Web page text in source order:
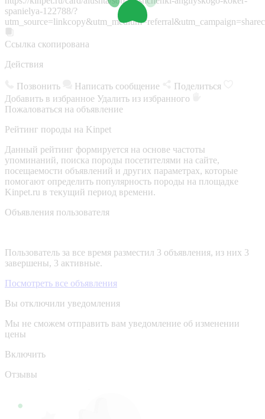
spanielya-122788/?
Ссылка скопирована
Действия
Позвонить Написать сообщение
Поделиться
Добавить в избранное Удалить из избранного
Пожаловаться на объявление
Рейтинг породы на Kinpet
Данный рейтинг формируется на основе частоты
упоминаний, поиска породы посетителями на сайте,
посещаемости объявлений и других параметрах, которые
помогают определить популярность породы на площадке
Kinpet.ru в текущий период времени.
Объявления пользователя
Пользователь за все время разместил 3 объявления, из них 3
завершены, 3 активные.
Посмотреть все объявления
Вы отключили уведомления
Мы не сможем отправить вам уведомление об изменении
цены
Включить
Отзывы